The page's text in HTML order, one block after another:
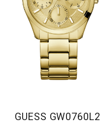
GUESS GW0760L2